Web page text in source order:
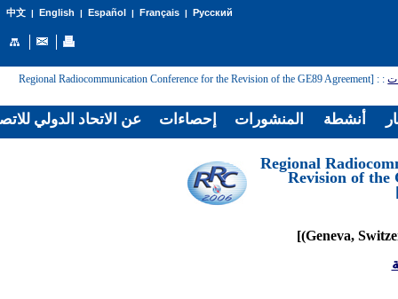
中文| English | Español | Français| Русский
:
: [Regional Radiocommunication Conference for the Revision of the GE89 Agreement
[Regional
Revision of the
عن الاتحاد الدولي إحصاءات المنشورات أنشطة